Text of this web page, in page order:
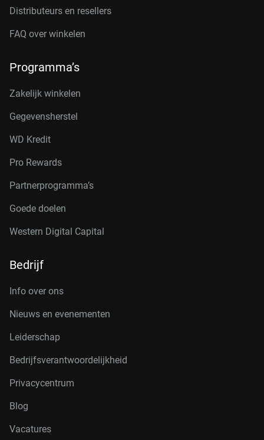
Distributeurs en resellers
FAQ over winkelen
Programma’s
Zakelijk winkelen
Gegevensherstel
WD Kredit
Pro Rewards
Partnerprogramma’s
Goede doelen
Western Digital Capital
Bedrijf
Info over ons
Nieuws en evenementen
Leiderschap
Bedrijfsverantwoordelijkheid
Privacycentrum
Blog
Vacatures